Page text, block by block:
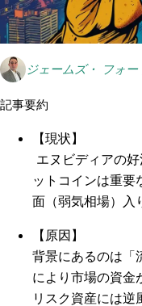
ジェームズ・ フォー
記事要約
【現状】
エヌビディアの
ットコインは重要
面（弱気相場）入
【原因】
背景にあるのは「
により市場の資金
リスク資産には逆